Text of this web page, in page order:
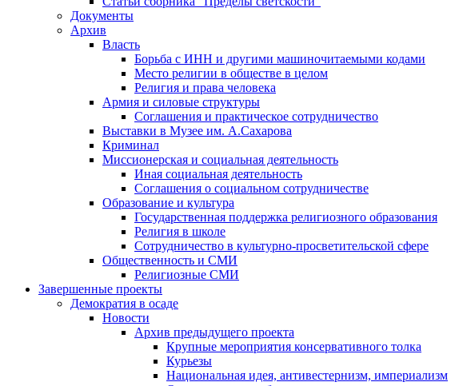
Документы
Архив
Власть
Борьба с ИНН и другими машиночитаемыми кодами
Место религии в обществе в целом
Религия и права человека
Армия и силовые структуры
Соглашения и практическое сотрудничество
Выставки в Музее им. А.Сахарова
Криминал
Миссионерская и социальная деятельность
Иная социальная деятельность
Соглашения о социальном сотрудничестве
Образование и культура
Государственная поддержка религиозного образования
Религия в школе
Сотрудничество в культурно-просветительской сфере
Общественность и СМИ
Религиозные СМИ
Завершенные проекты
Демократия в осаде
Новости
Архив предыдущего проекта
Крупные мероприятия консервативного толка
Курьезы
Национальная идея, антивестернизм, империализм